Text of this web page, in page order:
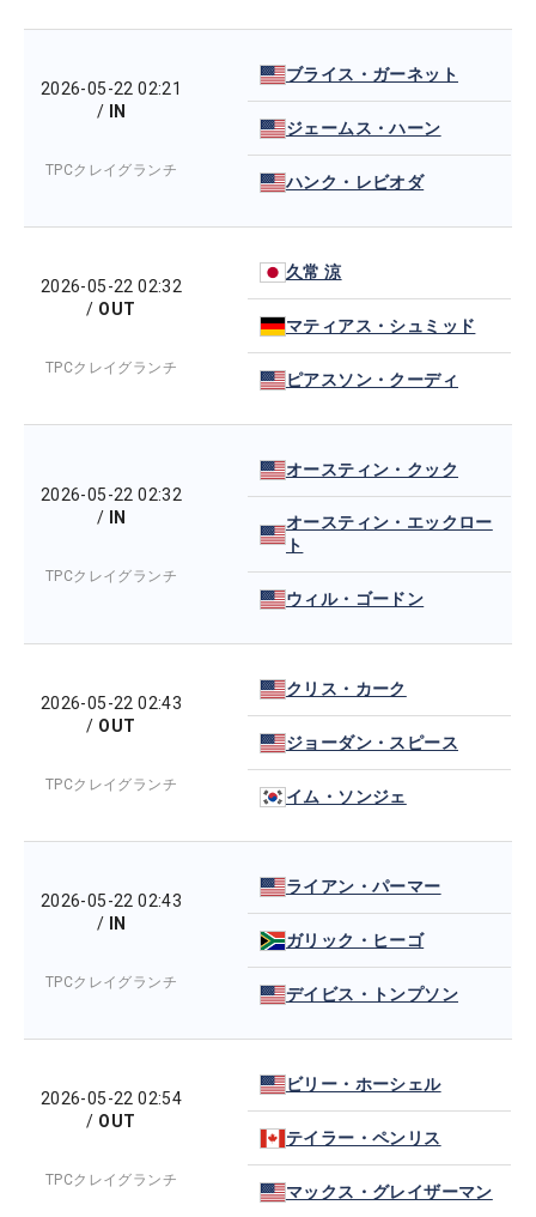
2026-05-22 02:21
/
IN
TPCクレイグランチ
ブライス・ガーネット
ジェームス・ハーン
ハンク・レビオダ
2026-05-22 02:32
/ OUT
TPCクレイグランチ
久常 涼
マティアス・シュミッド
ピアスソン・クーディ
2026-05-22 02:32
/
IN
TPCクレイグランチ
オースティン・クック
オースティン・エックロー
ト
ウィル・ゴードン
2026-05-22 02:43
/ OUT
TPCクレイグランチ
クリス・カーク
ジョーダン・スピース
イム・ソンジェ
2026-05-22 02:43
/
IN
TPCクレイグランチ
ライアン・パーマー
ガリック・ヒーゴ
デイビス・トンプソン
2026-05-22 02:54
/ OUT
TPCクレイグランチ
ビリー・ホーシェル
テイラー・ペンリス
マックス・グレイザーマン